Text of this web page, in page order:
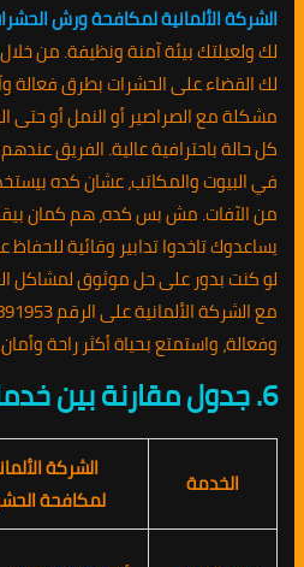
الشركة الألمانية لمكافحة ورش
لك ولعيلتك بيئة آمنة ونظيفة. من
لك القضاء على الحشرات بطرق فعالة
مشكلة مع الصراصير أو النمل أو حتى
كل حالة باحترافية عالية. الفريق
في البيوت والمكاتب، عشان كده
من الآفات. مش بس كده، هم كمان
يساعدوك تاخدوا تدابير وقائية
لو كنت بدور على حل موثوق لمشاكل
وفعالة، واستمتع بحياة أكثر راحة وأمان.
6. جدول مقارنة بين خدماتنا
الخدمة
الشركة
لمكافحة